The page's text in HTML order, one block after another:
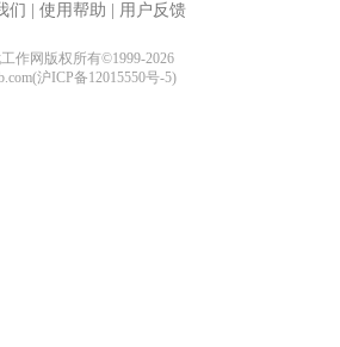
们 使用帮助 用户反馈
作网版权所有©1999-2026
沪ICP备12015550号-5)